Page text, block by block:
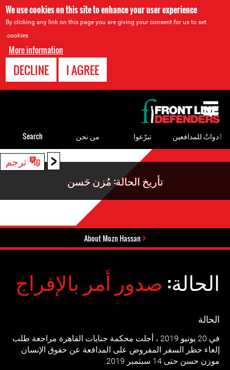
We use cookies on this site to enhance your user experience
By clicking any link on this page you are giving your consent for us to set
cookies.
More information
I AGREE
DECLINE
< ترجم
تأريخ الحالة: مُزن حَسن
About Mozn Hassan
الحالة: صدور أمر بالإفراج
الحالة
في 20 يونيو 2019 ، أجلت محكمة جنايات القاهرة مراجعة طلب
إلغاء حظر السفر المفروض على المدافعة عن حقوق الإنسان
موزن حسن حتى 14 سبتمبر 2019.
to
top
ٲدواتٌ للمدافعين تبرّعوا من نحن Search